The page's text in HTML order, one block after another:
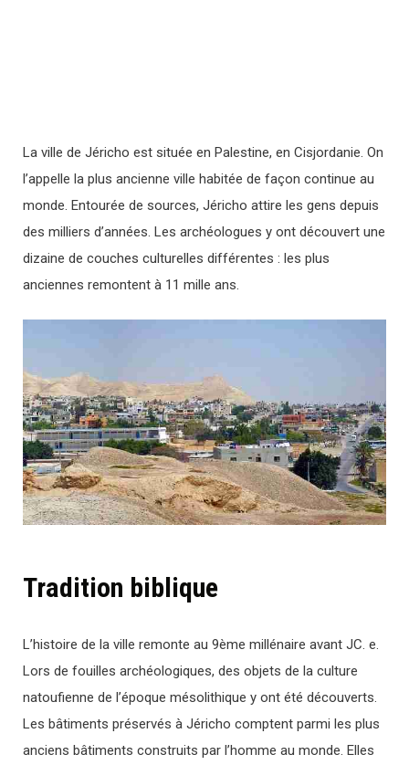
La ville de Jéricho est située en Palestine, en Cisjordanie. On
l’appelle la plus ancienne ville habitée de façon continue au
monde. Entourée de sources, Jéricho attire les gens depuis
des milliers d’années. Les archéologues y ont découvert une
dizaine de couches culturelles différentes : les plus
anciennes remontent à 11 mille ans.
Tradition biblique
L’histoire de la ville remonte au 9ème millénaire avant JC. e.
Lors de fouilles archéologiques, des objets de la culture
natoufienne de l’époque mésolithique y ont été découverts.
Les bâtiments préservés à Jéricho comptent parmi les plus
anciens bâtiments construits par l’homme au monde. Elles